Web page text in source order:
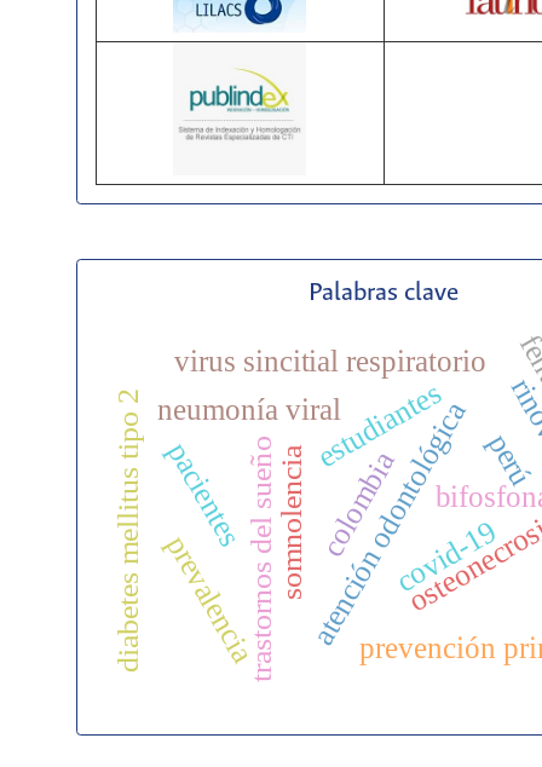
Palabras clave
atención odontológica
prevención
somnolencia
estudiantes
trastornos del sueño
prevalencia covid-19
virus sincitial respiratorio
neumonía viral
colombia
diabetes mellitus tipo 2pacientes perú